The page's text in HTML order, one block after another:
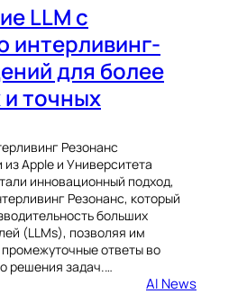
LLM с
для более
точных
Резонанс
Apple и Университета
инновационный подход,
Резонанс, который
больших
(LLMs), позволяя им
ответы во
решения задач.…
AI News